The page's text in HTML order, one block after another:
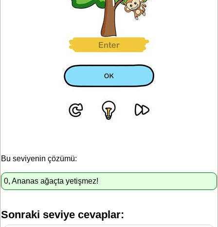
Bu seviyenin çözümü:
0, Ananas ağaçta yetişmez!
Sonraki seviye cevaplar: